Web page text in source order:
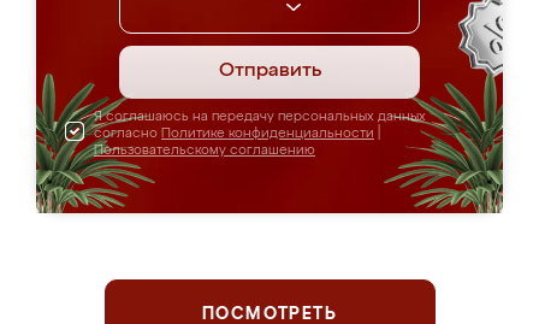
Отправить
Я соглашаюсь на передачу персональных данных
согласно Политике конфиденциальности
Пользовательскому соглашению
ПОСМОТРЕТЬ